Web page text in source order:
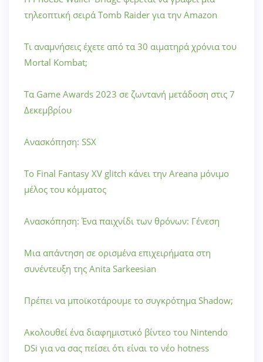
τηλεοπτική σειρά Tomb Raider για την Amazon
Τι αναμνήσεις έχετε από τα 30 αιματηρά χρόνια του
Mortal Kombat;
Τα Game Awards 2023 σε ζωντανή μετάδοση στις 7
Δεκεμβρίου
Ανασκόπηση: SSX
Το Final Fantasy XV glitch κάνει την Areana μόνιμο
μέλος του κόμματος
Ανασκόπηση: Ένα παιχνίδι των θρόνων: Γένεση
Μια απάντηση σε ορισμένα επιχειρήματα στη
συνέντευξη της Anita Sarkeesian
Πρέπει να μποϊκοτάρουμε το συγκρότημα Shadow;
Ακολουθεί ένα διαφημιστικό βίντεο του Nintendo
DSi για να σας πείσει ότι είναι το νέο hotness